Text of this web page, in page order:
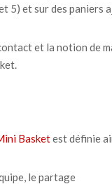
5) et sur des paniers
et la notion de
Basketest définie
le partage